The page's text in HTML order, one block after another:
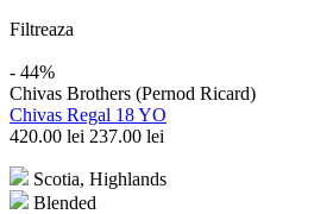
Filtreaza
- 44%
Chivas Brothers (Pernod Ricard)
Chivas Regal 18 YO
420.00 lei 237.00 lei
Scotia, Highlands
Blended